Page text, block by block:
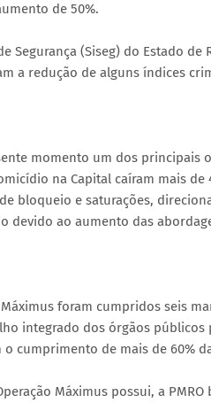
de 50%.
Segurança (Siseg) do Estado
a redução de alguns índices
momento um dos principais
na Capital caíram mais
bloqueio e saturações,
devido ao aumento das
foram cumpridos seis
integrado dos órgãos
cumprimento de mais de 60%
Máximus possui, a